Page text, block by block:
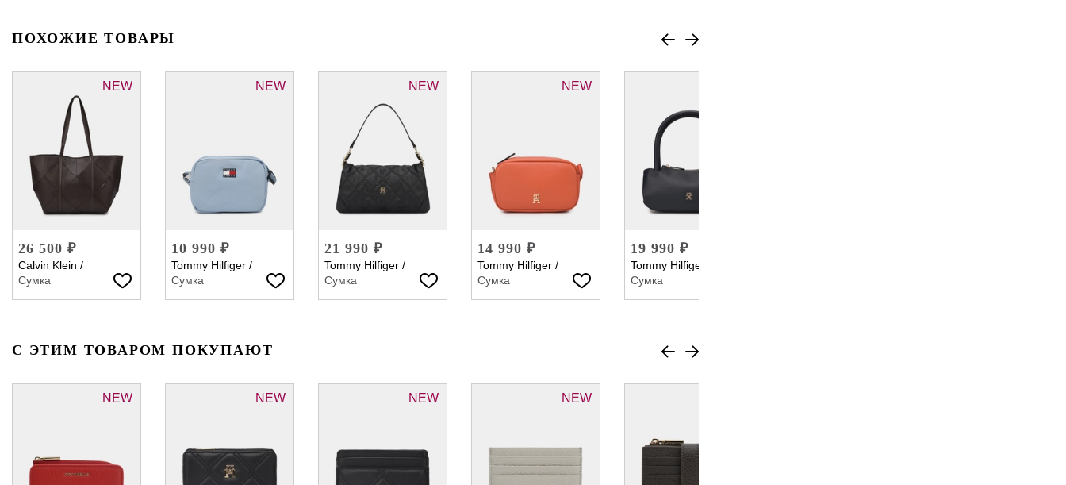
ПОХОЖИЕ ТОВАРЫ
NEW
26 500 ₽
Calvin Klein /
Сумка
NEW
10 990 ₽
Tommy Hilfiger /
Сумка
NEW
21 990 ₽
Tommy Hilfiger /
Сумка
NEW
14 990 ₽
Tommy Hilfiger /
Сумка
19 990 ₽
Tommy Hilfiger
Сумка
С ЭТИМ ТОВАРОМ ПОКУПАЮТ
NEW NEW NEW NEW